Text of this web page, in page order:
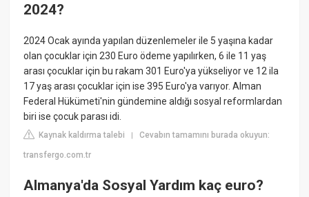
2024?
2024 Ocak ayında yapılan düzenlemeler ile 5 yaşına kadar
olan çocuklar için 230 Euro ödeme yapılırken, 6 ile 11 yaş
arası çocuklar için bu rakam 301 Euro'ya yükseliyor ve 12 ila
17 yaş arası çocuklar için ise 395 Euro'ya varıyor. Alman
Federal Hükümeti'nin gündemine aldığı sosyal reformlardan
biri ise çocuk parası idi.
Kaynak kaldırma talebi |Cevabın tamamını burada okuyun:
transfergo.com.tr
Almanya'da Sosyal Yardım kaç euro?